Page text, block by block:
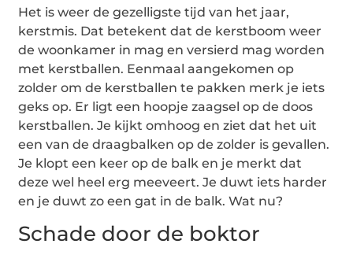
Het is weer de gezelligste tijd van het jaar,
kerstmis. Dat betekent dat de kerstboom weer
de woonkamer in mag en versierd mag worden
met kerstballen. Eenmaal aangekomen op
zolder om de kerstballen te pakken merk je iets
geks op. Er ligt een hoopje zaagsel op de doos
kerstballen. Je kijkt omhoog en ziet dat het uit
een van de draagbalken op de zolder is gevallen.
Je klopt een keer op de balk en je merkt dat
deze wel heel erg meeveert. Je duwt iets harder
en je duwt zo een gat in de balk. Wat nu?
Schade door de boktor